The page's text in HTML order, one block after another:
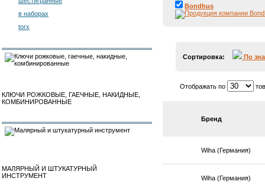
в наборах
torx
КЛЮЧИ РОЖКОВЫЕ, ГАЕЧНЫЕ, НАКИДНЫЕ,
КОМБИНИРОВАННЫЕ
МАЛЯРНЫЙ И ШТУКАТУРНЫЙ
ИНСТРУМЕНТ
Bondhus
Сортировка: По
Отображать по
Бренд
Wiha (Германия)
Wiha (Германия)